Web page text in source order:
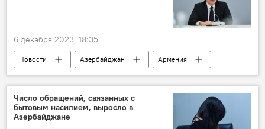
6 декабря 2023, 18:35
Новости Азербайджан
Армения
Ильхам Алиев
Нахчыван
Зангезурский коридор
суверенитет
Безопасность
Число обращений, связанных с
бытовым насилием, выросло в
Азербайджане